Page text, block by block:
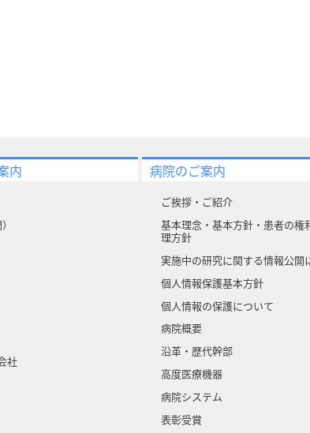
内
社
病院のご案内
ご挨拶・ご紹介
基本理念・基本方針・患者の権
理方針
実施中の研究に関する情報公開
個人情報保護基本方針
個人情報の保護について
病院概要
沿革・歴代幹部
高度医療機器
病院システム
表彰受賞